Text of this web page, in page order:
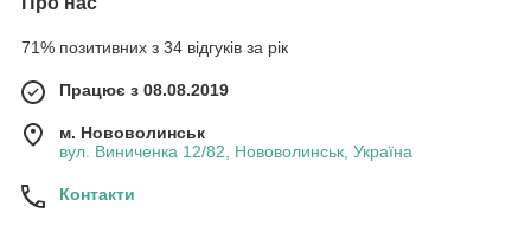
71% позитивних з 34 відгуків за рік
Працює з 08.08.2019
м. Нововолинськ
вул. Виниченка 12/82, Нововолинськ, Україна
Контакти